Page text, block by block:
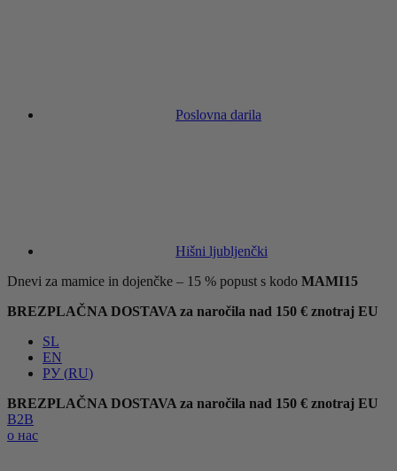
Poslovna darila
Hišni ljubljenčki
Dnevi za mamice in dojenčke – 15 % popust s kodo MAMI15
BREZPLAČNA DOSTAVA za naročila nad 150 € znotraj EU
SL
EN
РУ (RU)
BREZPLAČNA DOSTAVA za naročila nad 150 € znotraj EU
B2B
о нас